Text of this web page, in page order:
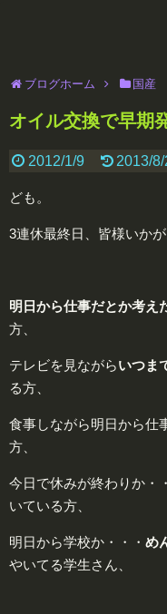
ブログホーム 国産
オイル交換で早期
2012/1/9 2013/
ども。
3連休最終日、皆様いか
明日から仕事だとか考え
方、
テレビを見ながらいつま
る方、
食事しながら明日から仕
方、
今日で休みが終わりか・
いている方、
明日から学校か・・・ め
やいてる学生さん、